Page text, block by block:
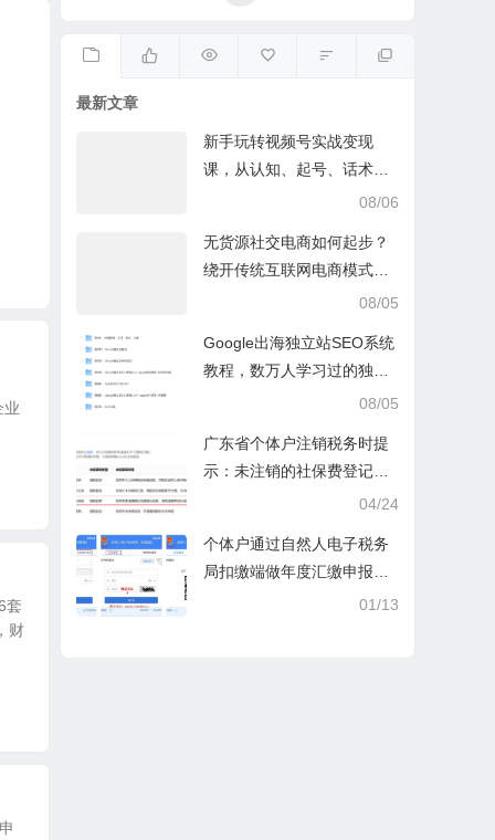
业
套
财
最新文章
新手玩转视频号实战变现
课，从认知、起号、话术、
选品、开播到投放的全链路
08/06
无货源社交电商如何起步？
绕开传统互联网电商模式撒
豆成兵，实现跨平台交易实
08/05
Google出海独立站SEO系统
教程，数万人学习过的独立
08/05
广东省个体户注销税务时提
示：未注销的社保费登记信
04/24
个体户通过自然人电子税务
局扣缴端做年度汇缴申报税
时显示要交税，不是可以免
01/13